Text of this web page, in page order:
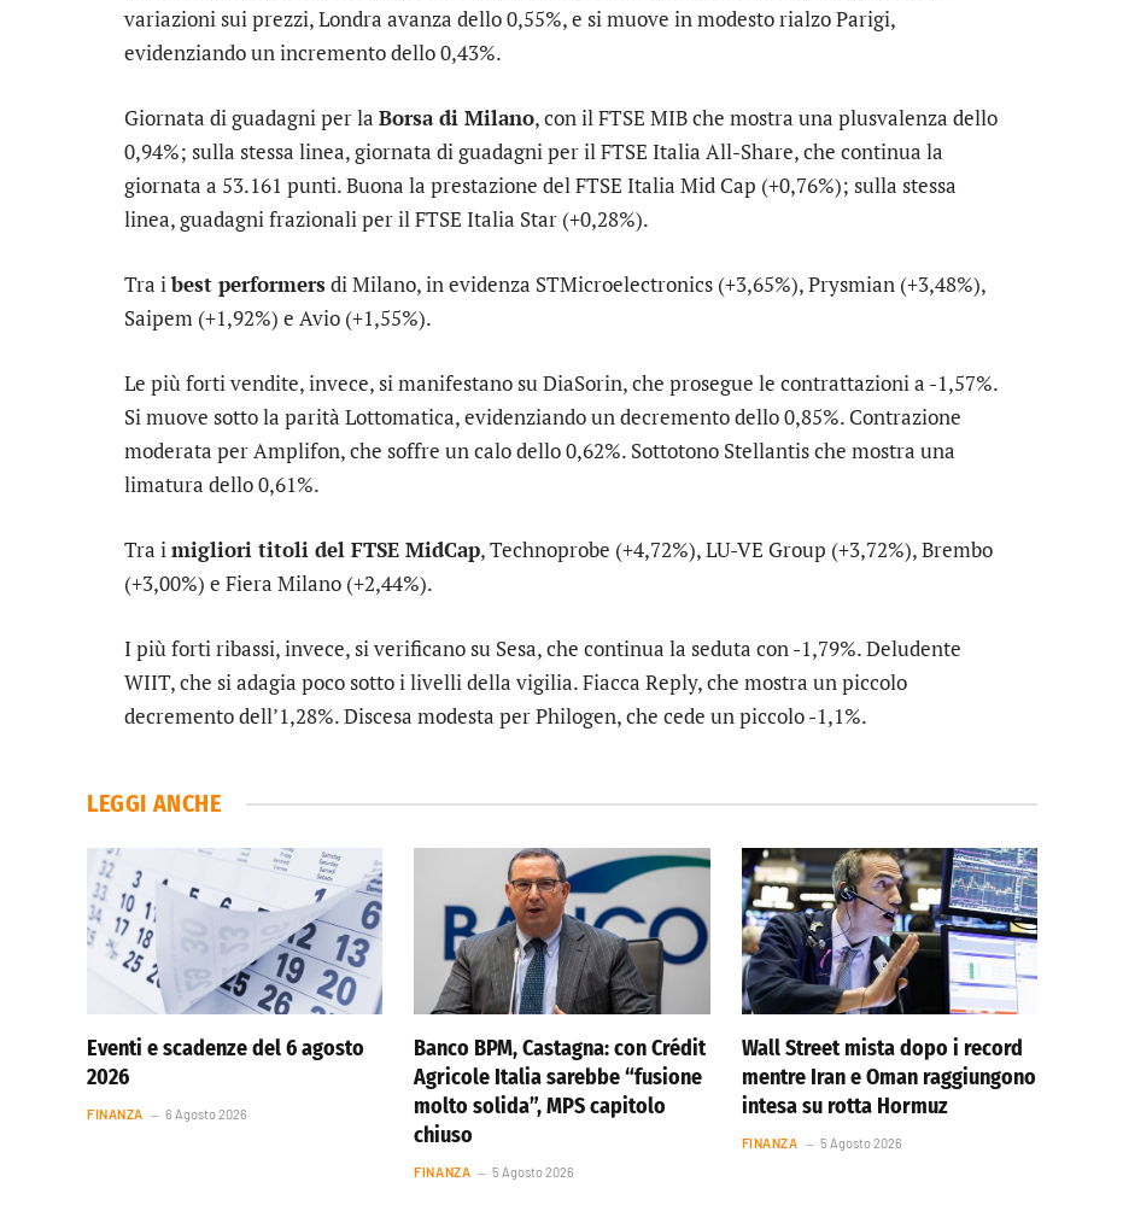
variazioni sui prezzi,Londra avanza dello 0,55%, e si muove in modesto rialzoParigi,
evidenziando un incremento dello 0,43%.
Giornata di guadagni per la Borsa di Milano, con ilFTSE MIBche mostra una plusvalenza dello
0,94%; sulla stessa linea, giornata di guadagni per ilFTSE Italia All-Share, che continua la
giornata a 53.161 punti. Buona la prestazione delFTSE Italia Mid Cap (+0,76%); sulla stessa
linea, guadagni frazionali per ilFTSE Italia Star (+0,28%).
Tra ibest performersdi Milano, in evidenza STMicroelectronics (+3,65%),Prysmian (+3,48%),
Saipem (+1,92%) e Avio (+1,55%).
Le più forti vendite, invece, si manifestano suDiaSorin, che prosegue le contrattazioni a -1,57%.
Si muove sotto la parità Lottomatica, evidenziando un decremento dello 0,85%. Contrazione
moderata perAmplifon, che soffre un calo dello 0,62%. Sottotono Stellantische mostra una
limatura dello 0,61%.
Tra imigliori titoli del FTSE MidCap,Technoprobe (+4,72%),LU-VE Group (+3,72%),Brembo
(+3,00%) e Fiera Milano (+2,44%).
I più forti ribassi, invece, si verificano su Sesa, che continua la seduta con -1,79%. Deludente
WIIT, che si adagia poco sotto i livelli della vigilia. Fiacca Reply, che mostra un piccolo
decremento dell’1,28%. Discesa modesta perPhilogen, che cede un piccolo -1,1%.
LEGGI ANCHE
Eventi e scadenze del 6 agosto
2026
FINANZA 6 Agosto 2026
Banco BPM, Castagna: con Crédit
Agricole Italia sarebbe “fusione
molto solida”, MPS capitolo
chiuso
FINANZA 5 Agosto 2026
Wall Street mista dopo i record
mentre Iran e Oman raggiungono
intesa su rotta Hormuz
FINANZA 5 Agosto 2026